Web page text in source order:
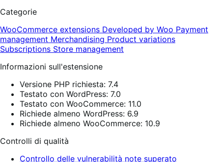
Categorie
WooCommerce extensions Developed by Woo Payment
management Merchandising Product variations
Subscriptions Store management
Informazioni sull'estensione
Versione PHP richiesta: 7.4
Testato con WordPress: 7.0
Testato con WooCommerce: 11.0
Richiede almeno WordPress: 6.9
Richiede almeno WooCommerce: 10.9
Controlli di qualità
Controllo delle vulnerabilità note superato